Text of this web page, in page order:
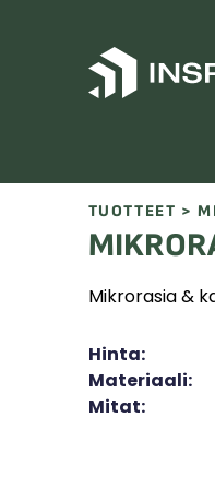
TUOTTEET >
Mikrorasia &
Hinta:
Materiaali:
Mitat: